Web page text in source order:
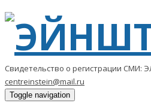
Свидетельство о регистрации СМИ:
centreinstein@mail.ru
Toggle navigation